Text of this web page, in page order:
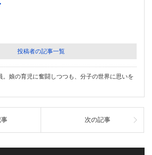
投稿者の記事一覧
。娘の育児に奮闘しつつも、分子の世界に思いを
次の記事